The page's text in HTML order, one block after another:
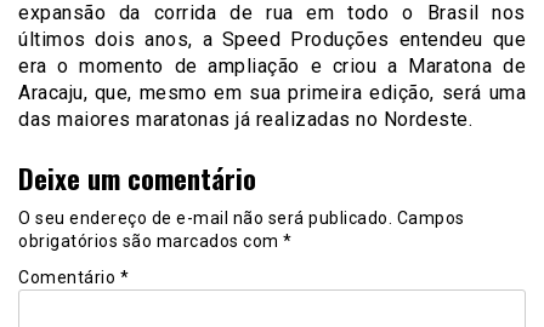
expansão da corrida de rua em todo o Brasil nos
últimos dois anos, a Speed Produções entendeu que
era o momento de ampliação e criou a Maratona de
Aracaju, que, mesmo em sua primeira edição, será uma
das maiores maratonas já realizadas no Nordeste.
Deixe um comentário
O seu endereço de e-mail não será publicado. Campos
obrigatórios são marcados com *
Comentário *